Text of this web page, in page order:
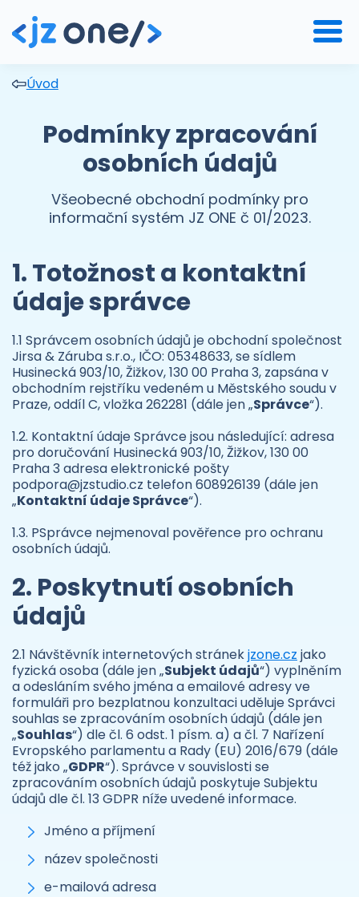
Úvod
Podmínky zpracování
osobních údajů
Všeobecné obchodní podmínky pro
informační systém JZ ONE č 01/2023.
1. Totožnost a kontaktní
údaje správce
1.1 Správcem osobních údajů je obchodní společnost
Jirsa & Záruba s.r.o., IČO: 05348633, se sídlem
Husinecká 903/10, Žižkov, 130 00 Praha 3, zapsána v
obchodním rejstříku vedeném u Městského soudu v
Praze, oddíl C, vložka 262281 (dále jen „Správce“).
1.2. Kontaktní údaje Správce jsou následující: adresa
pro doručování Husinecká 903/10, Žižkov, 130 00
Praha 3 adresa elektronické pošty
podpora@jzstudio.cz telefon 608926139 (dále jen
„Kontaktní údaje Správce“).
1.3. PSprávce nejmenoval pověřence pro ochranu
osobních údajů.
2. Poskytnutí osobních
údajů
2.1 Návštěvník internetových stránekjzone.cz jako
fyzická osoba (dále jen „Subjekt údajů“) vyplněním
a odesláním svého jména a emailové adresy ve
formuláři pro bezplatnou konzultaci uděluje Správci
souhlas se zpracováním osobních údajů (dále jen
„Souhlas“) dle čl. 6 odst. 1 písm. a) a čl. 7 Nařízení
Evropského parlamentu a Rady (EU) 2016/679 (dále
též jako „GDPR“). Správce v souvislosti se
zpracováním osobních údajů poskytuje Subjektu
údajů dle čl. 13 GDPR níže uvedené informace.
Jméno a příjmení
název společnosti
e-mailová adresa